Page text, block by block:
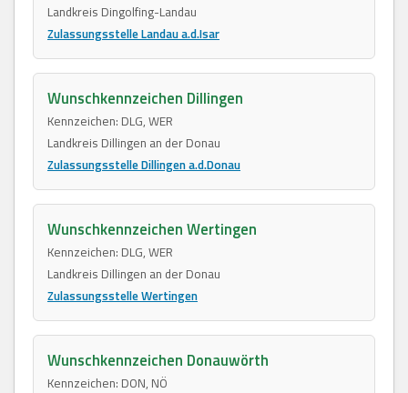
Landkreis Dingolfing-Landau
Zulassungsstelle Landau a.d.Isar
Wunschkennzeichen Dillingen
Kennzeichen: DLG, WER
Landkreis Dillingen an der Donau
Zulassungsstelle Dillingen a.d.Donau
Wunschkennzeichen Wertingen
Kennzeichen: DLG, WER
Landkreis Dillingen an der Donau
Zulassungsstelle Wertingen
Wunschkennzeichen Donauwörth
Kennzeichen: DON, NÖ